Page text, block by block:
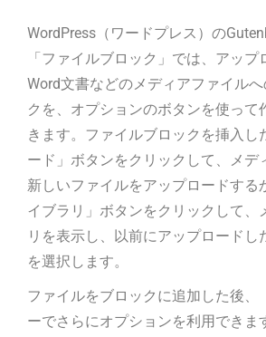
WordPress（ワードプレス）の
「ファイルブロック」では、アップ
Word文書などのメディアファイル
クを、オプションのボタンを使って
きます。ファイルブロックを挿入し
ード」ボタンをクリックして、メデ
新しいファイルをアップロードする
イブラリ」ボタンをクリックして、
リを表示し、以前にアップロードし
を選択します。
ファイルをブロックに追加した後、
ーでさらにオプションを利用できま